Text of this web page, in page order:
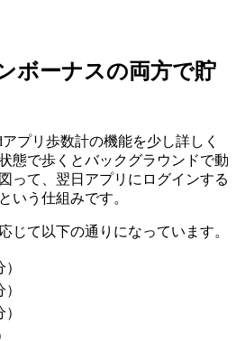
ボーナスの両方で貯
プリ歩数計の機能を少し詳しく
態で歩くとバックグラウンドで動
って、翌日アプリにログインする
いう仕組みです。
じて以下の通りになっています。